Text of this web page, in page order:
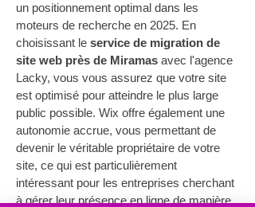
un positionnement optimal dans les
moteurs de recherche en 2025. En
choisissant le service de migration de
site web près de Miramas avec l'agence
Lacky, vous vous assurez que votre site
est optimisé pour atteindre le plus large
public possible. Wix offre également une
autonomie accrue, vous permettant de
devenir le véritable propriétaire de votre
site, ce qui est particulièrement
intéressant pour les entreprises cherchant
à gérer leur présence en ligne de manière